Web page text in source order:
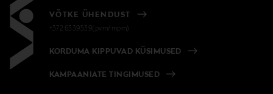
VÕTKE ÜHENDUST
+372 6339539(pvm/mpm)
KORDUMA KIPPUVAD KÜSIMUSED
KAMPAANIATE TINGIMUSED